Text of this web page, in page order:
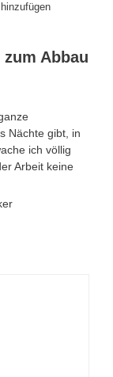
Abbau
Nächte gibt, in
ich völlig
Arbeit keine